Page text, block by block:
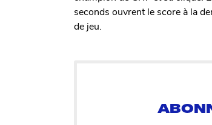
seconds ouvrent le score à la
de jeu.